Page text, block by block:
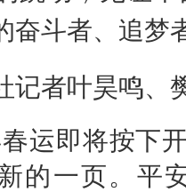
奋斗者、追梦
者叶昊鸣、
运即将按下
的一页。平